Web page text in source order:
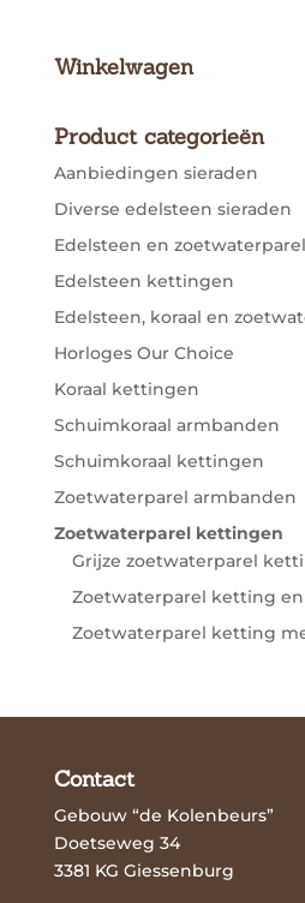
Winkelwagen
Product categorieën
Aanbiedingen sieraden
Diverse edelsteen sieraden
Edelsteen en
Edelsteen kettingen
Edelsteen, koraal en
Horloges Our Choice
Koraal kettingen
Schuimkoraal armbanden
Schuimkoraal kettingen
Zoetwaterparel armbanden
Zoetwaterparel kettingen
Grijze zoetwaterparel
Zoetwaterparel ketting
Zoetwaterparel ketting
Contact
Gebouw “de Kolenbeurs”
Doetseweg 34
3381 KG Giessenburg